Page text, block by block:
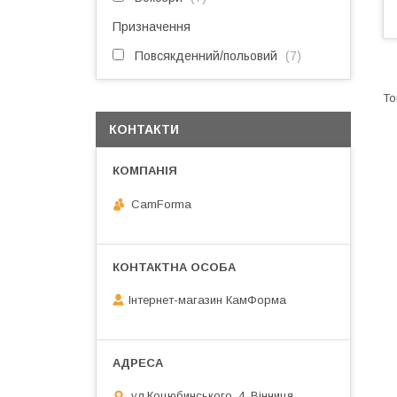
Призначення
Повсякденний/польовий 7
КОНТАКТИ
CamForma
Інтернет-магазин КамФорма